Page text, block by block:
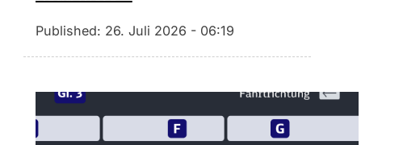
Published: 26. Juli 2026 - 06:19